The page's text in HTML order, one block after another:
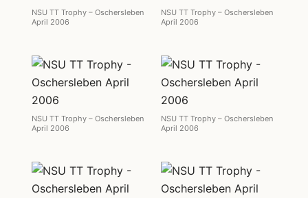
NSU TT Trophy – Oschersleben
April 2006
NSU TT Trophy – Oschersleben
April 2006
NSU TT Trophy – Oschersleben
April 2006
NSU TT Trophy – Oschersleben
April 2006